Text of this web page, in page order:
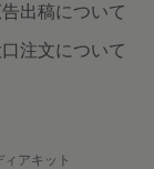
告出稿について
注文について
ィアキット